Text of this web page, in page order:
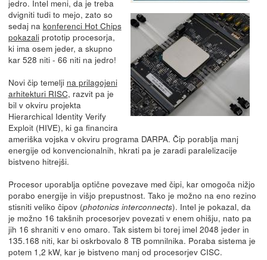
jedro. Intel meni, da je treba
dvigniti tudi to mejo, zato so
sedaj na konferenci Hot Chips
pokazaliprototip procesorja,
ki ima osem jeder, a skupno
kar 528 niti - 66 niti na jedro!
Novi čip temelji na prilagojeni
arhitekturi RISC, razvit pa je
bil v okviru projekta
Hierarchical Identity Verify
Exploit (HIVE), ki ga financira
ameriška vojska v okviru programa DARPA. Čip porablja manj
energije od konvencionalnih, hkrati pa je zaradi paralelizacije
bistveno hitrejši.
Procesor uporablja optične povezave med čipi, kar omogoča nižjo
porabo energije in višjo prepustnost. Tako je možno na eno rezino
stisniti veliko čipov (photonics interconnects). Intel je pokazal, da
je možno 16 takšnih procesorjev povezati v enem ohišju, nato pa
jih 16 shraniti v eno omaro. Tak sistem bi torej imel 2048 jeder in
135.168 niti, kar bi oskrbovalo 8 TB pomnilnika. Poraba sistema je
potem 1,2 kW, kar je bistveno manj od procesorjev CISC.